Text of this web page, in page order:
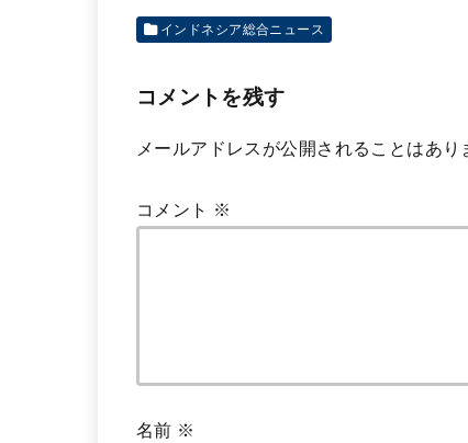
インドネシア総合ニュース
コメントを残す
メールアドレスが公開されることはあり
コメント ※
名前 ※